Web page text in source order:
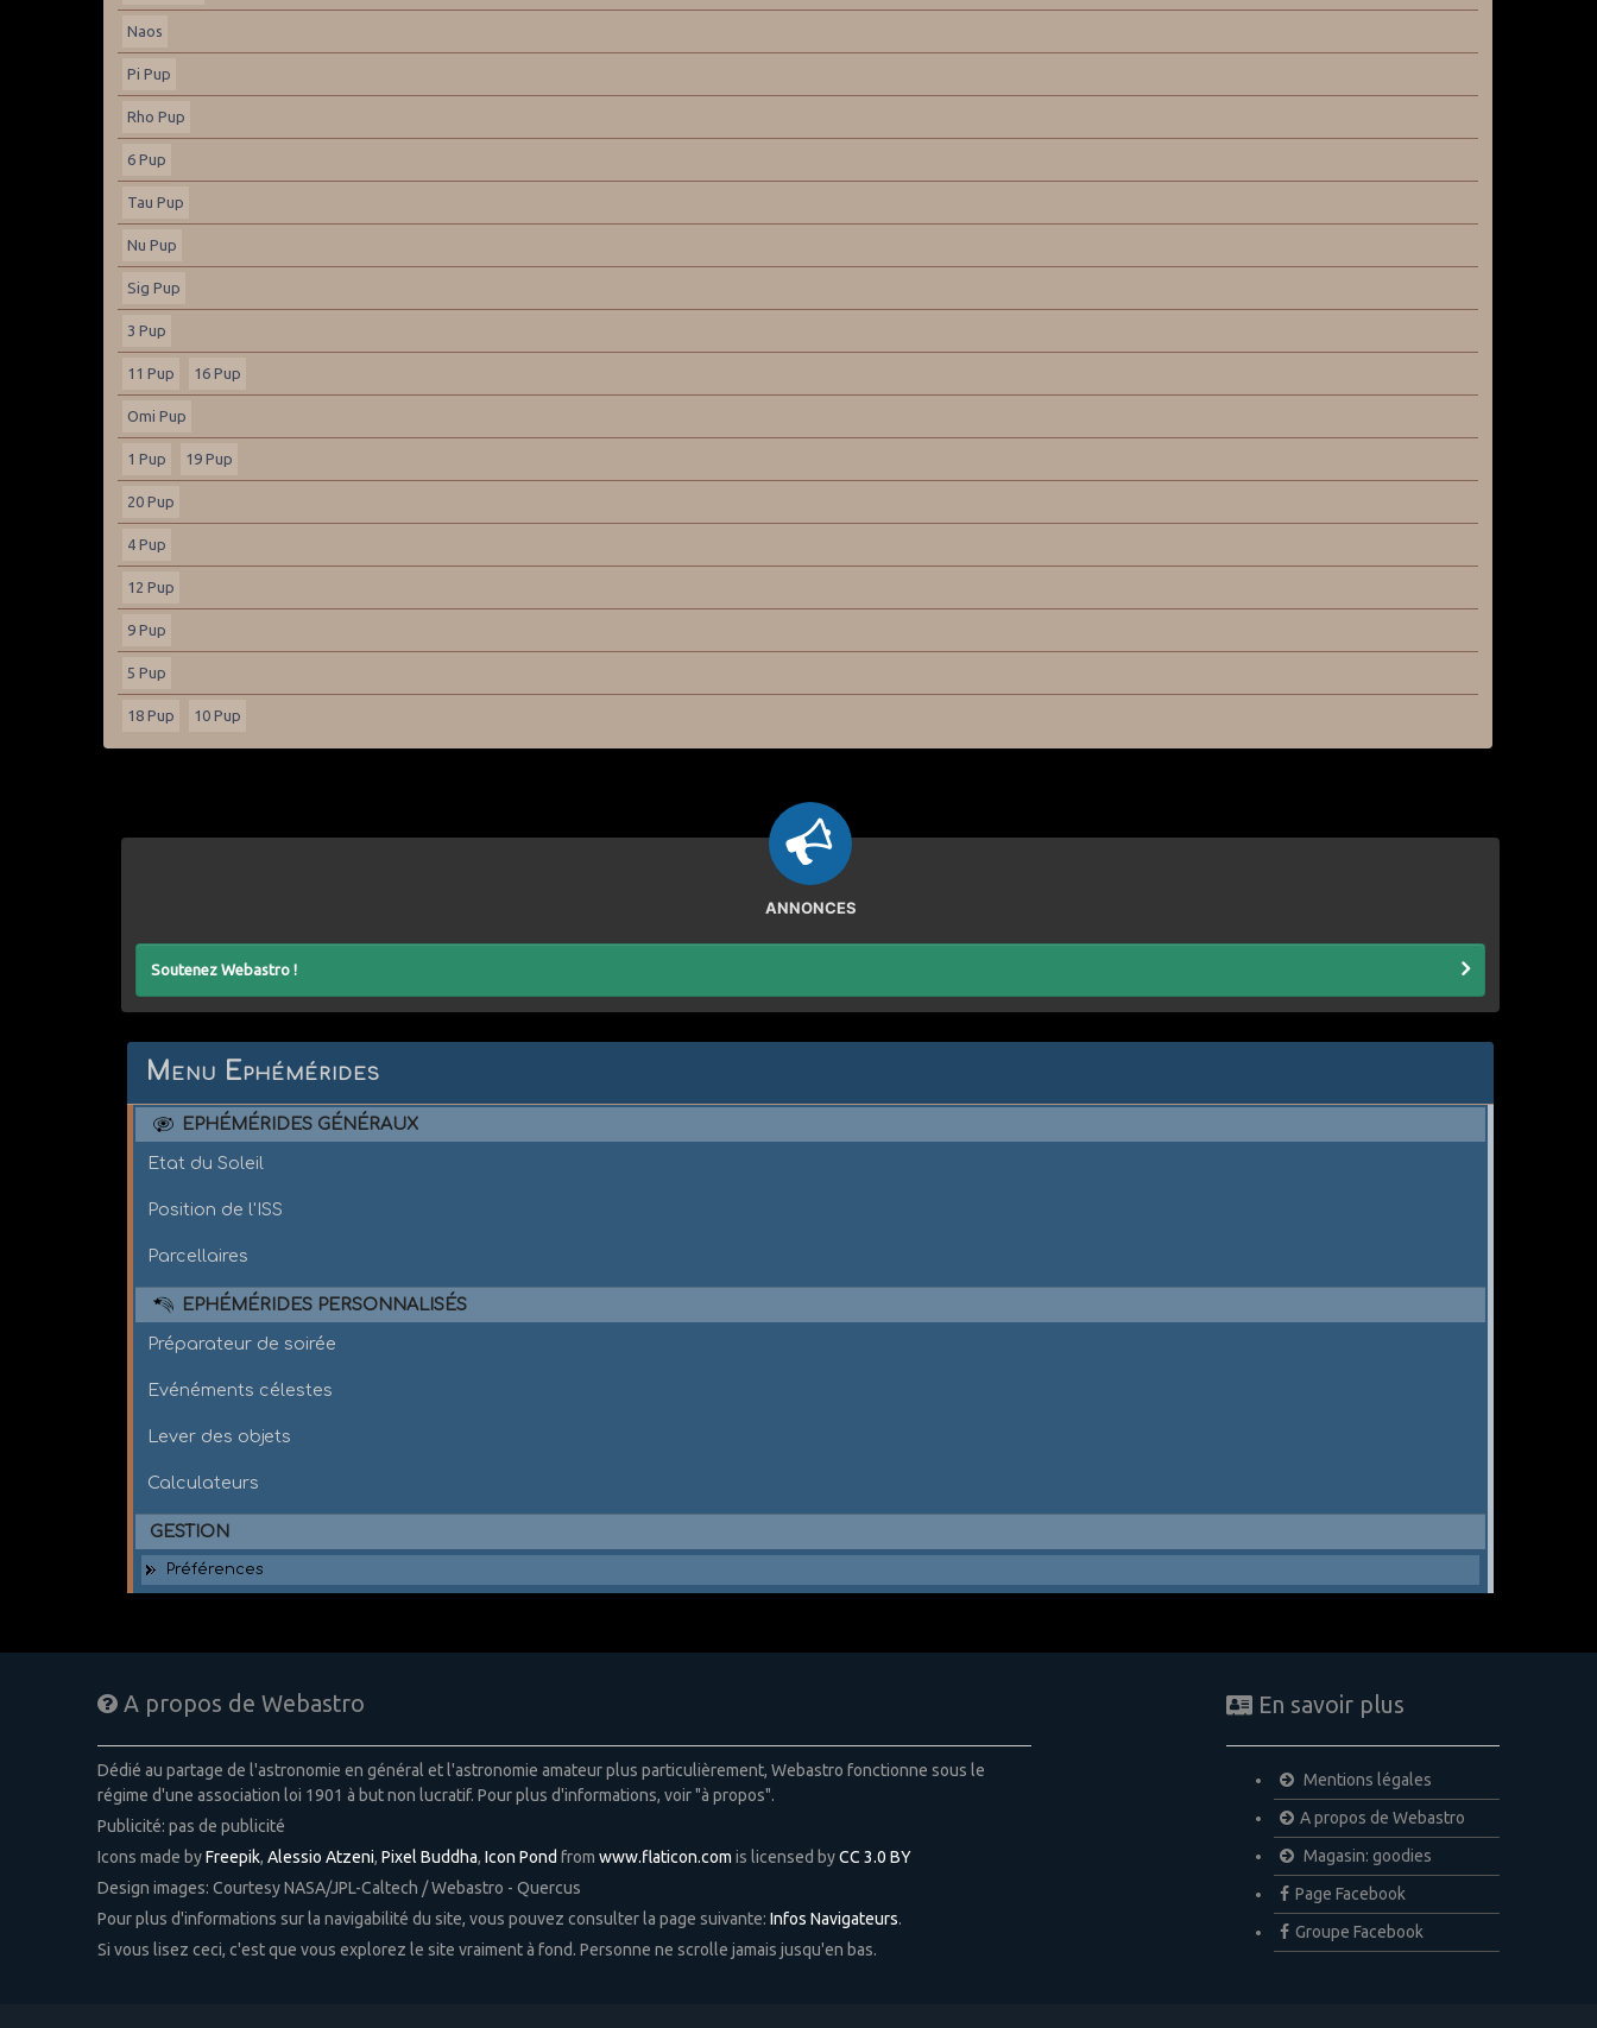
Naos
Pi Pup
Rho Pup
6 Pup
Tau Pup
Nu Pup
Sig Pup
3 Pup
11 Pup 16 Pup
Omi Pup
1 Pup 19 Pup
20 Pup
4 Pup
12 Pup
9 Pup
5 Pup
18 Pup 10 Pup
ANNONCES
Soutenez Webastro !
Menu Ephémérides
EPHÉMÉRIDES GÉNÉRAUX
Etat du Soleil
Position de l'ISS
Parcellaires
EPHÉMÉRIDES PERSONNALISÉS
Préparateur de soirée
Evénéments célestes
Lever des objets
Calculateurs
GESTION
Préférences
A propos de Webastro
Dédié au partage de l'astronomie en général et l'astronomie amateur plus particulièrement, Webastro fonctionne sous le
régime d'une association loi 1901 à but non lucratif. Pour plus d'informations, voir "à propos".
Publicité: pas de publicité
Icons made byFreepik, Alessio Atzeni, Pixel Buddha, Icon Pond from www.flaticon.com is licensed byCC 3.0 BY
Design images: Courtesy NASA/JPL-Caltech / Webastro - Quercus
Pour plus d'informations sur la navigabilité du site, vous pouvez consulter la page suivante: Infos Navigateurs.
Si vous lisez ceci, c'est que vous explorez le site vraiment à fond. Personne ne scrolle jamais jusqu'en bas.
En savoir plus
Mentions légales
A propos de Webastro
Magasin: goodies
Page Facebook
Groupe Facebook